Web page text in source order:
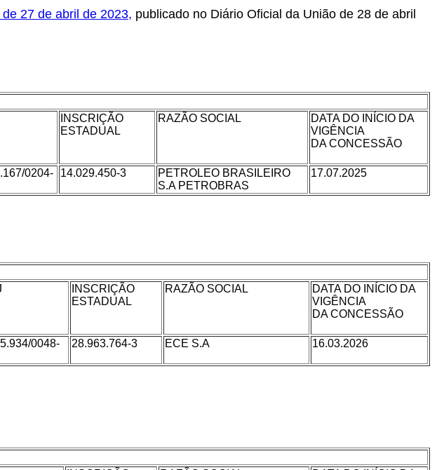
27 de abril de 2023, publicado no Diário Oficial da União de 28 de abril
INSCRIÇÃO
ESTADUAL
RAZÃO SOCIAL
DATA DO INÍCIO DA
VIGÊNCIA
DA CONCESSÃO
0204-
14.029.450-3
PETROLEO BRASILEIRO
S.A PETROBRAS
17.07.2025
INSCRIÇÃO
ESTADUAL
RAZÃO SOCIAL
DATA DO INÍCIO DA
VIGÊNCIA
DA CONCESSÃO
0048-
28.963.764-3 ECE S.A 16.03.2026